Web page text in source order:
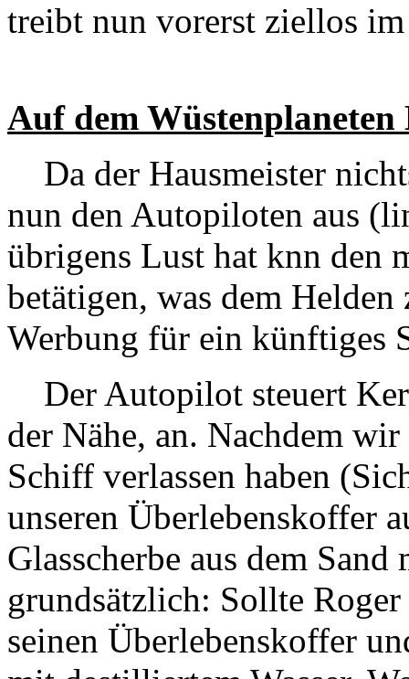
treibt nun vorerst ziellos
Auf dem Wüstenplaneten
Da der Hausmeister
nun den Autopiloten aus
übrigens Lust hat knn den
betätigen, was dem Helden
Werbung für ein künftiges
Der Autopilot steuert
der Nähe, an. Nachdem
Schiff verlassen haben
unseren Überlebenskoffer
Glasscherbe aus dem
grundsätzlich: Sollte
seinen Überlebenskoffer